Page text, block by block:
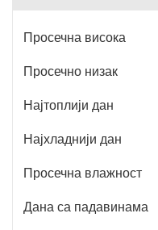
Просечна висока
Просечно низак
Најтоплији дан
Најхладнији дан
Просечна влажност
Дана са падавинама